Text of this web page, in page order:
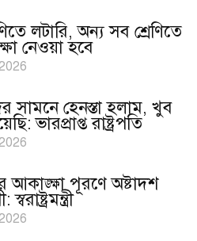
লটারি, অন্য সব শ্রেণিতে
নেওয়া হবে
সামনে হেনস্তা হলাম, খুব
ভারপ্রাপ্ত রাষ্ট্রপতি
আকাঙ্ক্ষা পূরণে অষ্টাদশ